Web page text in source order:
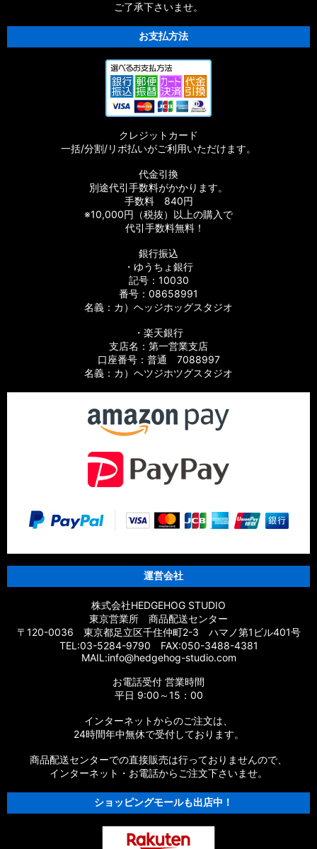
ご了承下さいませ。
お支払方法
クレジットカード
一括/分割/リボ払いがご利用いただけます。
代金引換
別途代引手数料がかかります。
手数料 840円
※10,000円（税抜）以上の購入で
代引手数料無料！
銀行振込
・ゆうちょ銀行
記号：10030
番号：08658991
名義：カ）ヘッジホッグスタジオ
・楽天銀行
支店名：第一営業支店
口座番号：普通 7088997
名義：カ）ヘツジホツグスタジオ
運営会社
株式会社HEDGEHOG STUDIO
東京営業所 商品配送センター
〒120-0036 東京都足立区千住仲町2-3 ハマノ第1ビル401号
TEL:03-5284-9790 FAX:050-3488-4381
MAIL:info@hedgehog-studio.com
お電話受付 営業時間
平日 9:00～15：00
インターネットからのご注文は、
24時間年中無休で受付しております。
商品配送センターでの直接販売は行っておりませんので、
インターネット・お電話からご注文下さいませ。
ショッピングモールも出店中！